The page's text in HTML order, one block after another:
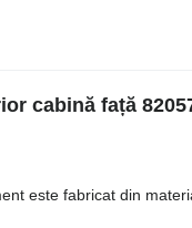
cabină față
este fabricat din